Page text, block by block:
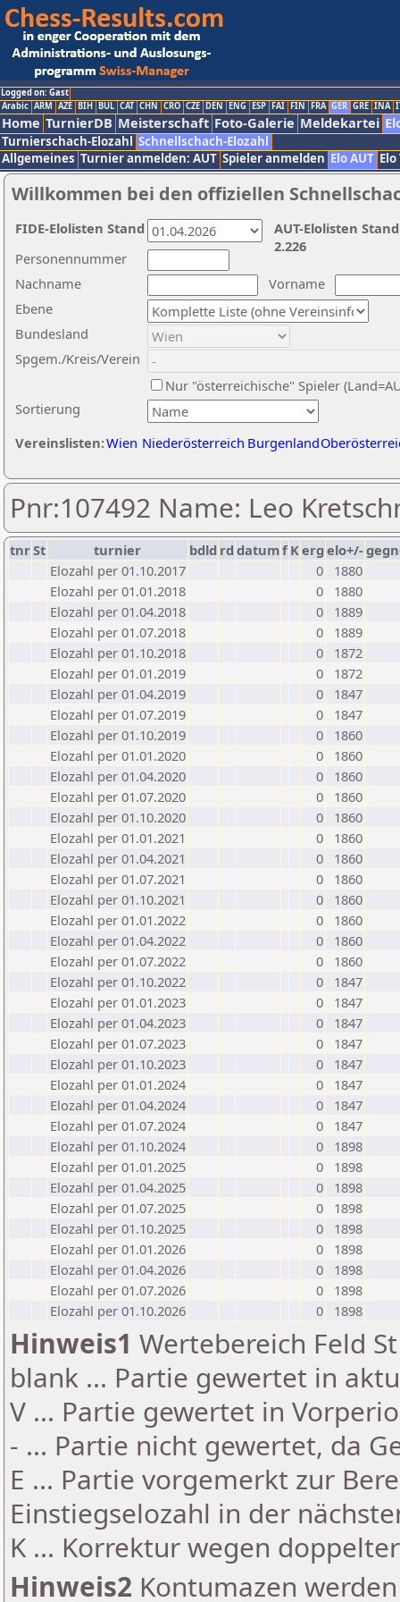
Logged on: Gast
Arabic ARM AZE BIH BUL CAT CHN CRO CZE DEN ENG ESP FAI FIN FRA GER GRE INA
Home TurnierDB Meisterschaft Foto-Galerie Meldekartei
Turnierschach-Elozahl Schnellschach-Elozahl
Allgemeines Turnier anmelden: AUT Spieler anmelden Elo AUT
Willkommen bei den offiziellen
Nachname
Vorname
Ebene
Sortierung
Personennummer
Bundesland
Spgem./Kreis/Verein
Nur "österreichische" Spieler
Vereinslisten:Wien Niederösterreich Burgenland
AUT-Elolisten
2.226
FIDE-Elolisten Stand
Pnr:107492 Name: Leo
tnrSt turnier bdld rd datumf Kerg elo+/-
Elozahl per 01.10.2017
0
1880
Elozahl per 01.01.2018
0
1880
Elozahl per 01.04.2018
0
1889
Elozahl per 01.07.2018
0
1889
Elozahl per 01.10.2018
0
1872
Elozahl per 01.01.2019
0
1872
Elozahl per 01.04.2019
0
1847
Elozahl per 01.07.2019
0
1847
Elozahl per 01.10.2019
0
1860
Elozahl per 01.01.2020
0
1860
Elozahl per 01.04.2020
0
1860
Elozahl per 01.07.2020
0
1860
Elozahl per 01.10.2020
0
1860
Elozahl per 01.01.2021
0
1860
Elozahl per 01.04.2021
0
1860
Elozahl per 01.07.2021
0
1860
Elozahl per 01.10.2021
0
1860
Elozahl per 01.01.2022
0
1860
Elozahl per 01.04.2022
0
1860
Elozahl per 01.07.2022
0
1860
Elozahl per 01.10.2022
0
1847
Elozahl per 01.01.2023
0
1847
Elozahl per 01.04.2023
0
1847
Elozahl per 01.07.2023
0
1847
Elozahl per 01.10.2023
0
1847
Elozahl per 01.01.2024
0
1847
Elozahl per 01.04.2024
0
1847
Elozahl per 01.07.2024
0
1847
Elozahl per 01.10.2024
0
1898
Elozahl per 01.01.2025
0
1898
Elozahl per 01.04.2025
0
1898
Elozahl per 01.07.2025
0
1898
Elozahl per 01.10.2025
0
1898
Elozahl per 01.01.2026
0
1898
Elozahl per 01.04.2026
0
1898
Elozahl per 01.07.2026
0
1898
Elozahl per 01.10.2026
0 1898
Hinweis1 Wertebereich Feld
blank ... Partie gewertet in
V ... Partie gewertet in
- ... Partie nicht gewertet, da
E ... Partie vorgemerkt zur
Einstiegselozahl in der
K ... Korrektur wegen
Hinweis2 Kontumazen